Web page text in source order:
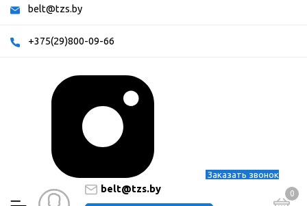
belt@tzs.by
+375(29)800-09-66
Заказать звонок
belt@tzs.by 0